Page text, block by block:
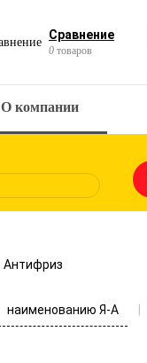
Сравнение
0 товаров
О компании
Антифриз
наименованию Я-А